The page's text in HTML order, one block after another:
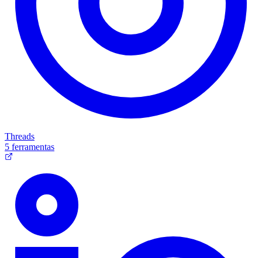
Threads
5 ferramentas